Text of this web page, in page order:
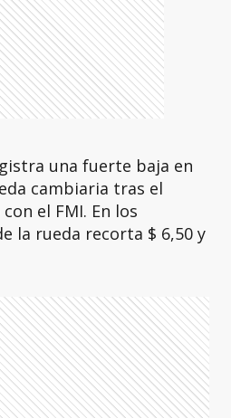
una fuerte baja en
cambiaria tras el
el FMI. En los
la rueda recorta $ 6,50 y